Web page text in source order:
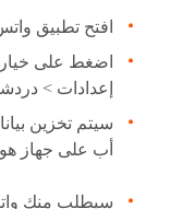
افتح تطبيق
اضغط على
إعدادات >
سيتم تخزين
أب على جهاز
سيطلب منك